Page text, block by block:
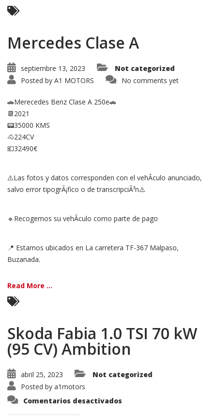
Mercedes Clase A
septiembre 13, 2023
Not categorized
Posted by A1 MOTORS No comments yet
🚗Merecedes Benz Clase A 250e🚗
📆2021
📟35000 KMS
🐴224CV
💶32490€
⚠️Las fotos y datos corresponden con el vehÃ­culo anunciado,
salvo error tipogrÃ¡fico o de transcripciÃ³n⚠️
🔹Recogemos su vehÃ­culo como parte de pago
📍 Estamos ubicados en La carretera TF-367 Malpaso,
Buzanada.
Read More ...
Skoda Fabia 1.0 TSI 70 kW
(95 CV) Ambition
abril 25, 2023
Not categorized
Posted by a1motors
Comentarios desactivados